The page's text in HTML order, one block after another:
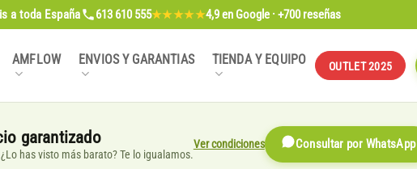
a toda España 613 610 555★★★★★4,9en Google · +700 reseñas
AMFLOW ENVIOS Y GARANTIAS TIENDA Y EQUIPO OUTLET 2025
garantizado
has visto más barato? Te lo igualamos.
Ver condiciones Consultar por WhatsApp